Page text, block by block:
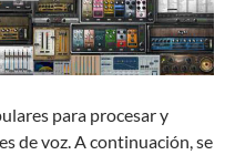
para procesar y
de voz. A continuación, se